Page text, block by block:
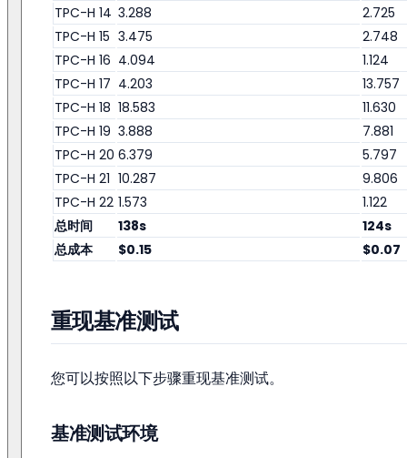
TPC-H 14 3.288
2.725
TPC-H 15 3.475
2.748
TPC-H 16 4.094
1.124
TPC-H 17 4.203
13.757
TPC-H 18 18.583
11.630
TPC-H 19 3.888
7.881
TPC-H 20 6.379
5.797
TPC-H 21 10.287
9.806
TPC-H 22 1.573
1.122
总时间
138s
124s
总成本
$0.15 $0.07
重现基准测试
您可以按照以下步骤重现基准测试。
基准测试环境